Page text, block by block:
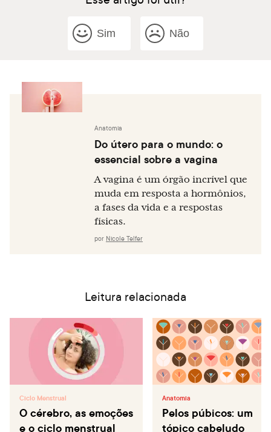
Reitsma W, Mourits MJE, Koning M, Pascal A, van der Lei
personal predisposition to Labia Minora appearance on
their clinical decision making: A Cross‐Sectional survey.
Amos N, McCabe M. Positive perceptions of genital
appearance and feeling sexually attractive: Is it a matter
of sexual esteem? Archives of Sexual Behavior. 2016 Feb
Sim Não
Anatomia
Do útero para o mundo: o
essencial sobre a vagina
A vagina é um órgão incrível que
muda em resposta a hormônios,
a fases da vida e a respostas
físicas.
por Nicole Telfer
Leitura relacionada
Ciclo Menstrual
O cérebro, as emoções
e o ciclo menstrual
Anatomia
Pelos púbicos: um
tópico cabeludo